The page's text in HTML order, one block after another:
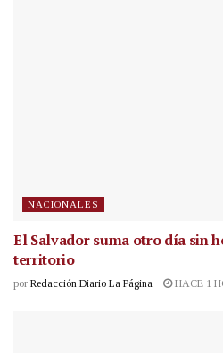
NACIONALES
El Salvador suma otro día sin
territorio
por Redacción Diario La Página HACE 1